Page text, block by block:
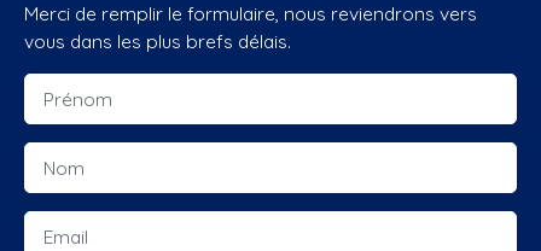
Merci de remplir le formulaire, nous reviendrons vers
vous dans les plus brefs délais.
Prénom
Nom
Email